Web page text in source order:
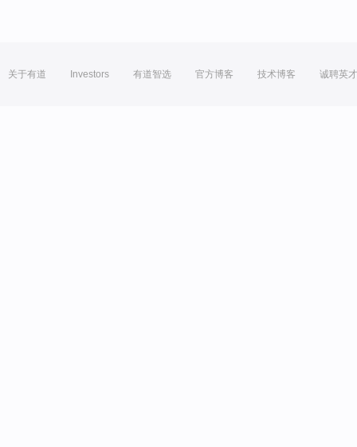
关于有道 Investors 有道智选 官方博客 技术博客 诚聘英才